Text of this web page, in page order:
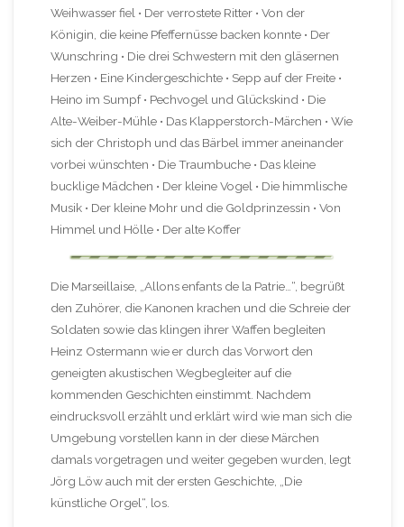
Weihwasser fiel • Der verrostete Ritter • Von der
Königin, die keine Pfeffernüsse backen konnte • Der
Wunschring • Die drei Schwestern mit den gläsernen
Herzen • Eine Kindergeschichte • Sepp auf der Freite •
Heino im Sumpf • Pechvogel und Glückskind • Die
Alte-Weiber-Mühle • Das Klapperstorch-Märchen • Wie
sich der Christoph und das Bärbel immer aneinander
vorbei wünschten • Die Traumbuche • Das kleine
bucklige Mädchen • Der kleine Vogel • Die himmlische
Musik • Der kleine Mohr und die Goldprinzessin • Von
Himmel und Hölle • Der alte Koffer
Die Marseillaise, „Allons enfants de la Patrie…“, begrüßt
den Zuhörer, die Kanonen krachen und die Schreie der
Soldaten sowie das klingen ihrer Waffen begleiten
Heinz Ostermann wie er durch das Vorwort den
geneigten akustischen Wegbegleiter auf die
kommenden Geschichten einstimmt. Nachdem
eindrucksvoll erzählt und erklärt wird wie man sich die
Umgebung vorstellen kann in der diese Märchen
damals vorgetragen und weiter gegeben wurden, legt
Jörg Löw auch mit der ersten Geschichte, „Die
künstliche Orgel“, los.